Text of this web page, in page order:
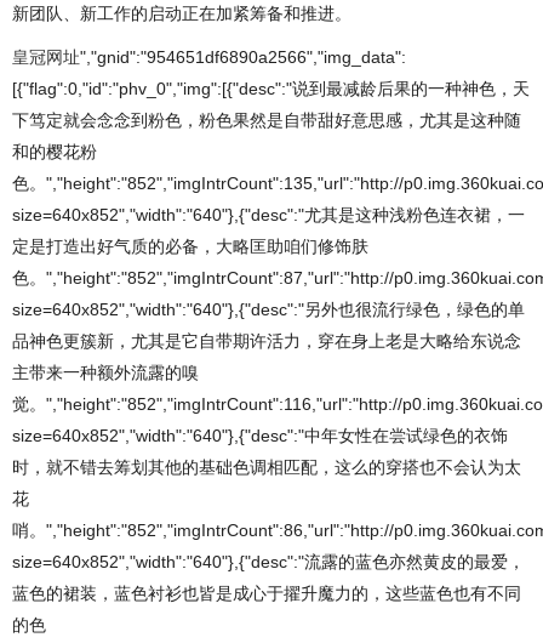
新团队、新工作的启动正在加紧筹备和推进。
皇冠网址","gnid":"954651df6890a2566","img_data":
[{"flag":0,"id":"phv_0","img":[{"desc":"说到最减龄后果的一种神色，天
下笃定就会念念到粉色，粉色果然是自带甜好意思感，尤其是这种随
和的樱花粉
色。","height":"852","imgIntrCount":135,"url":"http://
size=640x852","width":"640"},{"desc":"尤其是这种浅粉色连衣裙，一
定是打造出好气质的必备，大略匡助咱们修饰肤
色。","height":"852","imgIntrCount":87,"url":"http://
size=640x852","width":"640"},{"desc":"另外也很流行绿色，绿色的单
品神色更簇新，尤其是它自带期许活力，穿在身上老是大略给东说念
主带来一种额外流露的嗅
觉。","height":"852","imgIntrCount":116,"url":"http://
size=640x852","width":"640"},{"desc":"中年女性在尝试绿色的衣饰
时，就不错去筹划其他的基础色调相匹配，这么的穿搭也不会认为太
花
哨。","height":"852","imgIntrCount":86,"url":"http://
size=640x852","width":"640"},{"desc":"流露的蓝色亦然黄皮的最爱，
蓝色的裙装，蓝色衬衫也皆是成心于擢升魔力的，这些蓝色也有不同
的色